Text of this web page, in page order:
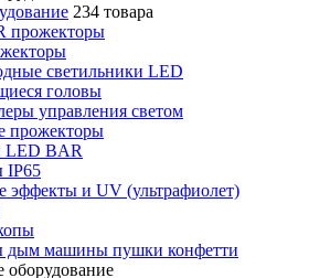
234 товара
прожекторы
светильники LED
головы
управления светом
прожекторы
LED BAR
IP65
эффекты и UV (ультрафиолет)
дым машины пушки конфетти